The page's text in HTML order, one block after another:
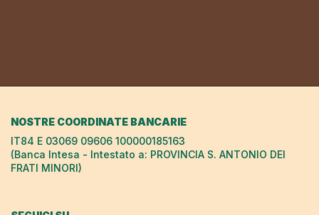
NOSTRE COORDINATE BANCARIE
IT84 E 03069 09606 100000185163
(Banca Intesa - Intestato a: PROVINCIA S. ANTONIO DEI
FRATI MINORI)